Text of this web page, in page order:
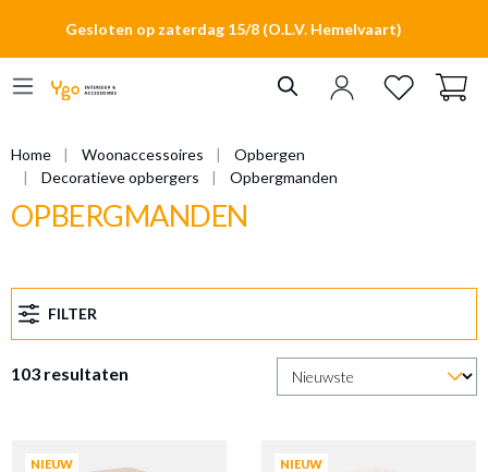
Gesloten op zaterdag 15/8 (O.L.V. Hemelvaart)
Home Woonaccessoires
Opbergen
Decoratieve opbergers
Opbergmanden
OPBERGMANDEN
FILTER
103 resultaten
NIEUW NIEUW